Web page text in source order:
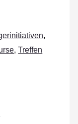
,
,Treffen